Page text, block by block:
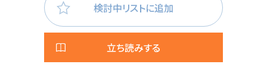
検討中リストに追加
立ち読みする